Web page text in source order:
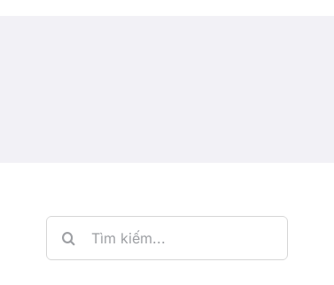
Search
for: